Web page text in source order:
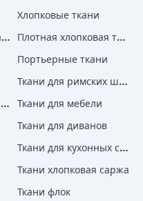
Хлопковые ткани
Тонкая хлопковая ткань Плотная хлопковая ткань
Портьерные ткани
Ткани для римских штор
Хлопковые ткани для штор
Ткани для мебели
Ткани для диванов
Ткани для кухонных стульев
Ткани хлопковая саржа
Ткани флок